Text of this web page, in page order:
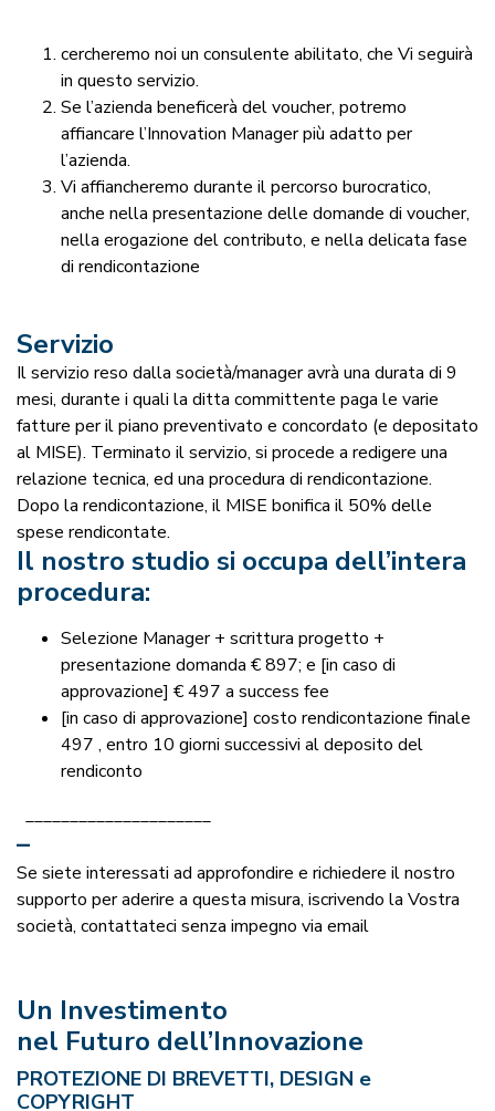
cercheremo noi un consulente abilitato, che Vi seguirà
in questo servizio.
Se l’azienda beneficerà del voucher, potremo
affiancare l’Innovation Manager più adatto per
l’azienda.
Vi affiancheremo durante il percorso burocratico,
anche nella presentazione delle domande di voucher,
nella erogazione del contributo, e nella delicata fase
di rendicontazione
Servizio
Il servizio reso dalla società/manager avrà una durata di 9
mesi, durante i quali la ditta committente paga le varie
fatture per il piano preventivato e concordato (e depositato
al MISE). Terminato il servizio, si procede a redigere una
relazione tecnica, ed una procedura di rendicontazione.
Dopo la rendicontazione, il MISE bonifica il 50% delle
spese rendicontate.
Il nostro studio si occupa dell’intera
procedura:
Selezione Manager + scrittura progetto +
presentazione domanda € 897; e [in caso di
approvazione] € 497 a success fee
[in caso di approvazione] costo rendicontazione finale
497 , entro 10 giorni successivi al deposito del
rendiconto
_____________________
–
Se siete interessati ad approfondire e richiedere il nostro
supporto per aderire a questa misura, iscrivendo la Vostra
società, contattateci senza impegno via email
Un Investimento
nel Futuro dell’Innovazione
PROTEZIONE DI BREVETTI, DESIGN e
COPYRIGHT